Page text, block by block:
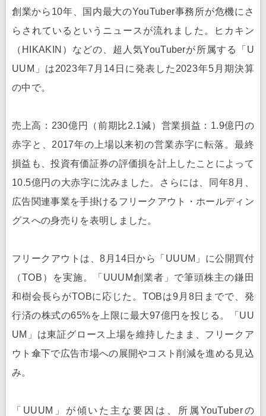
創業から10年、国内最大のYouTuber事務所が危機にさ
らされているというニュースが流れました。ヒカキン
（HIKAKIN）などの、超人気YouTuberが所属する「U
UUM」は2023年7月14日に発表した2023年5月期決算
の中で。
売上高：230億円（前期比2.1減）営業損益：1.9億円の
赤字と、2017年の上場以来初の営業赤字に転落。最終
損益も、投資有価証券の評価損を計上したことによって
10.5億円の大赤字に沈みました。さらには、同年8月、
広告関連事業を手掛けるフリークアウト・ホールディン
グスへの身売りを表明しました。
フリークアウトは、8月14日から「UUUM」に公開買付
（TOB）を実施。「UUUM創業者」で筆頭株主の鎌田
和樹会長らがTOBに応じた。TOBは9月8日までで、発
行済の株式の65%を上限に最大97億円を投じる。「UU
UM」は東証グロース上場を維持したまま、フリークア
ウト傘下で広告市場への展開やコスト削減を進める見込
み。
「UUUM」が傾いた主な要因は、所属YouTuberの